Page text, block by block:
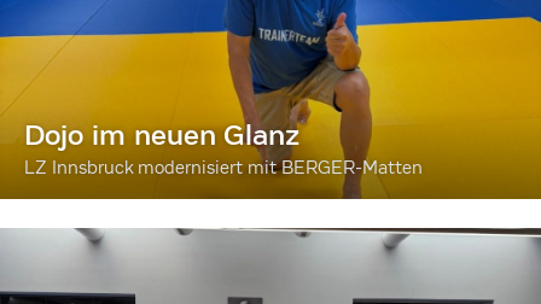
Dojo im neuen Glanz
LZ Innsbruck modernisiert mit BERGER-Matten